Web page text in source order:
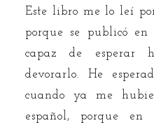
Este libro me lo leí
porque se publicó
capaz de esperar
devorarlo. He
cuando ya me
español, porque